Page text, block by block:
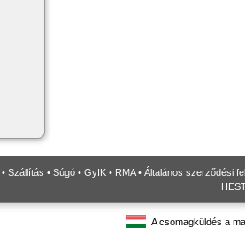
• Szállítás • Súgó • GyIK • RMA• Általános szerződési
A csomagküldés a